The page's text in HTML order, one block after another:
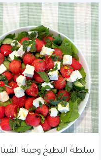
سلطة البطيخ وجبنة الفيتا